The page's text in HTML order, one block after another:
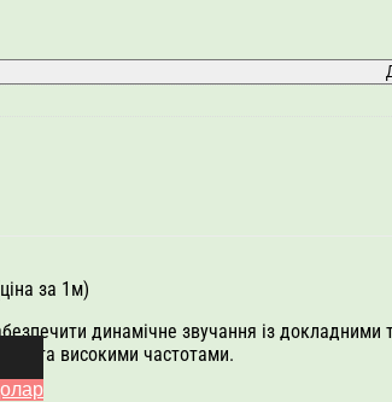
за 1м)
динамічне звучання із
та високими частотами.